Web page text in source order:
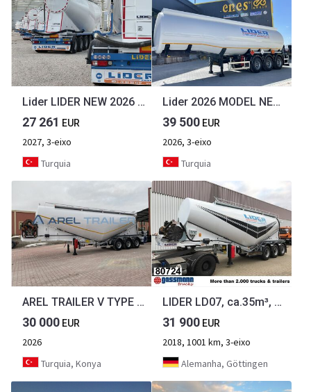
Lider LIDER NEW 2026 MODELS bulk cement trailer
27 261 EUR
2027, 3-eixo
Turquia
Lider 2026 MODEL NEW (MANUFACTURER COMPANY LIDER TRAILER & TANKER )
39 500 EUR
2026, 3-eixo
Turquia
AREL TRAILER V TYPE SILO CEMENT TANK TRAILER from MANUFACTURER COMPANY
30 000 EUR
2026
Turquia, Konya
LIDER LD07, ca.35m³, 30-60m³
31 900 EUR
2018, 1001 km, 3-eixo
Alemanha, Göttingen